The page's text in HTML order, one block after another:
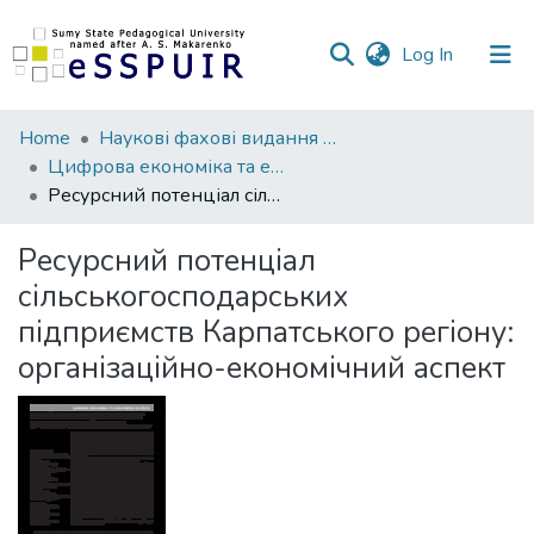
Log In (current)
Communities
&
Collections
Statistics
Home
Наукові фахові видання СумДПУ
Цифрова економіка та економічна безпека
Ресурсний потенціал сільськогосподарських підприємств Карпатського регіону: організаційно-економічний аспект
Ресурсний потенціал
сільськогосподарських
підприємств Карпатського регіону:
організаційно-економічний аспект